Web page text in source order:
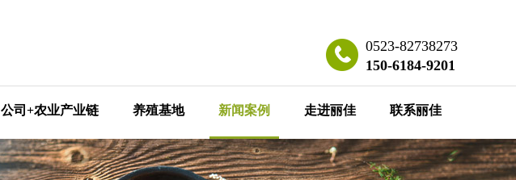
0523-82738273
150-6184-9201
公司+农业产业链 养殖基地 新闻案例 走进丽佳 联系丽佳